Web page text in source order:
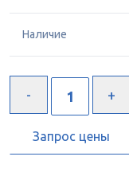
Наличие
Запрос цены